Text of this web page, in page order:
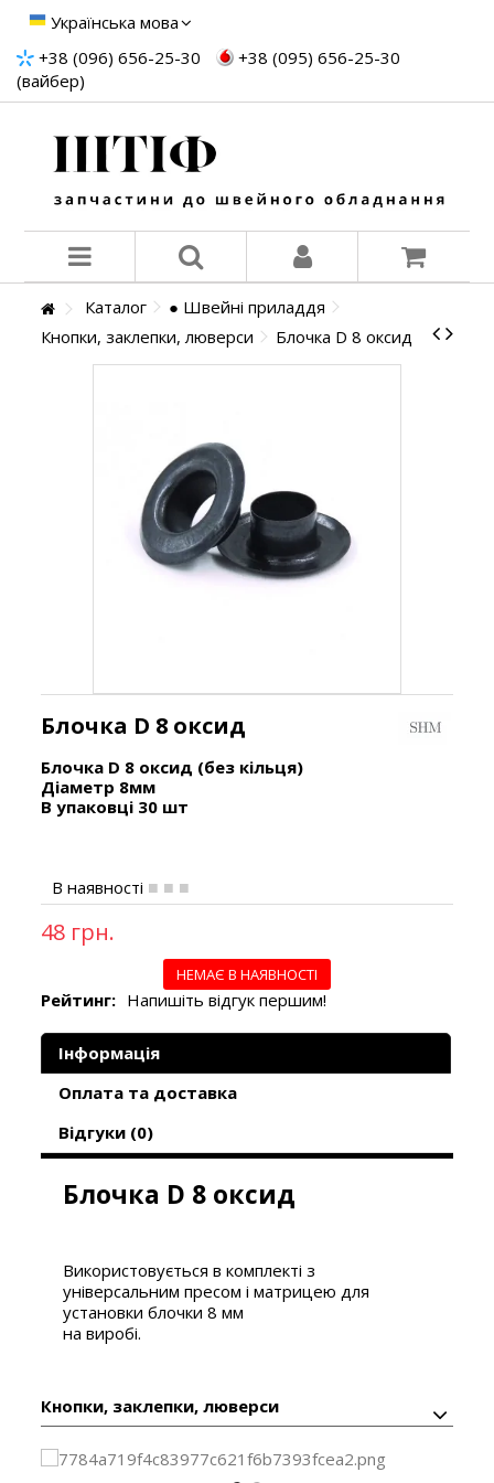
Українська мова
+38 (096) 656-25-30
+38 (095) 656-25-30
(вайбер)
Каталог
● Швейні приладдя
Кнопки, заклепки, люверси
Блочка D 8 оксид
Блочка D 8 оксид
Блочка D 8 оксид (без кільця)
Діаметр 8мм
В упаковці 30 шт
В наявності
48 грн.
НЕМАЄ В НАЯВНОСТІ
Рейтинг: Напишіть відгук першим!
Інформація
Оплата та доставка
Відгуки (0)
Блочка D 8 оксид
Використовується в комплекті з
універсальним пресом і матрицею для
установки блочки 8 мм
на виробі.
Кнопки, заклепки, люверси